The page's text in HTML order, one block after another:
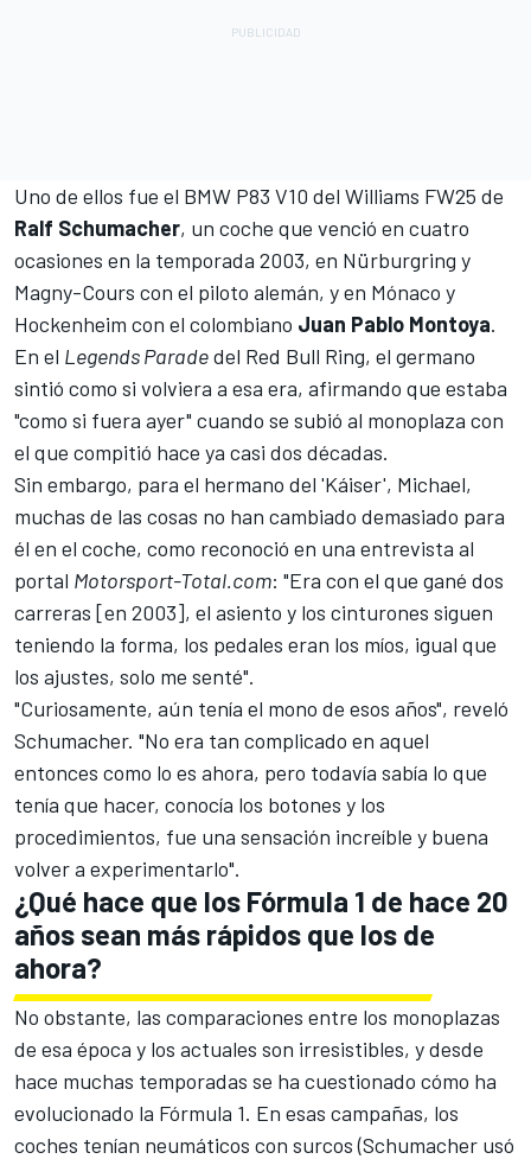
Uno de ellos fue el BMW P83 V10 del Williams FW25 de
Ralf Schumacher, un coche que venció en cuatro
ocasiones en la temporada 2003, en Nürburgring y
Magny-Cours con el piloto alemán, y en Mónaco y
Hockenheim con el colombiano Juan Pablo Montoya.
En el Legends Paradedel Red Bull Ring, el germano
sintió como si volviera a esa era, afirmando que estaba
"como si fuera ayer" cuando se subió al monoplaza con
el que compitió hace ya casi dos décadas.
Sin embargo, para el hermano del 'Káiser', Michael,
muchas de las cosas no han cambiado demasiado para
él en el coche, como reconoció en una entrevista al
portal Motorsport-Total.com: "Era con el que gané dos
carreras [en 2003], el asiento y los cinturones siguen
teniendo la forma, los pedales eran los míos, igual que
los ajustes, solo me senté".
"Curiosamente, aún tenía el mono de esos años", reveló
Schumacher. "No era tan complicado en aquel
entonces como lo es ahora, pero todavía sabía lo que
tenía que hacer, conocía los botones y los
procedimientos, fue una sensación increíble y buena
volver a experimentarlo".
¿Qué hace que los Fórmula 1 de hace 20
años sean más rápidos que los de
ahora?
No obstante, las comparaciones entre los monoplazas
de esa época y los actuales son irresistibles, y desde
hace muchas temporadas se ha cuestionado cómo ha
evolucionado la Fórmula 1. En esas campañas, los
coches tenían neumáticos con surcos (Schumacher usó